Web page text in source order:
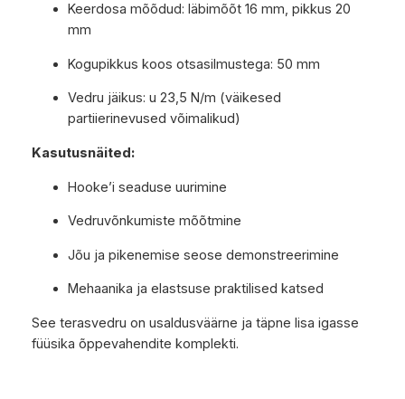
Keerdosa mõõdud: läbimõõt 16 mm, pikkus 20
mm
Kogupikkus koos otsasilmustega: 50 mm
Vedru jäikus: u 23,5 N/m (väikesed
partiierinevused võimalikud)
Kasutusnäited:
Hooke’i seaduse uurimine
Vedruvõnkumiste mõõtmine
Jõu ja pikenemise seose demonstreerimine
Mehaanika ja elastsuse praktilised katsed
See terasvedru on usaldusväärne ja täpne lisa igasse
füüsika õppevahendite komplekti.